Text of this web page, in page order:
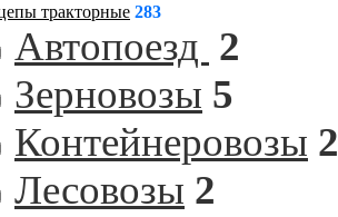
тракторные 283
Автопоезд 2
Зерновозы 5
Контейнеровозы 2
Лесовозы 2